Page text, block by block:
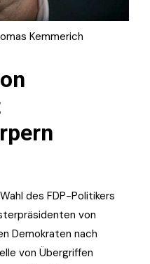
Kemmerich
des FDP-Politikers
von
Demokraten nach
von Übergriffen